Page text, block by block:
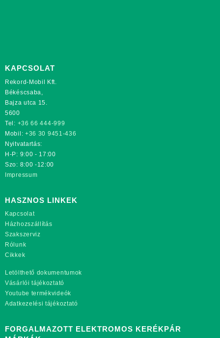
KAPCSOLAT
Rekord-Mobil Kft.
Békéscsaba,
Bajza utca 15.
5600
Tel: +36 66 444-999
Mobil: +36 30 9451-436
Nyitvatartás:
H-P: 9:00 - 17:00
Szo: 8:00 -12:00
Impressum
HASZNOS LINKEK
Kapcsolat
Házhozszállítás
Szakszerviz
Rólunk
Cikkek
Letölthető dokumentumok
Vásárlói tájékoztató
Youtube termékvideók
Adatkezelési tájékoztató
FORGALMAZOTT ELEKTROMOS KERÉKPÁR